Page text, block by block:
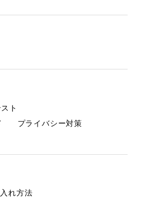
ト
プライバシー対策
れ方法